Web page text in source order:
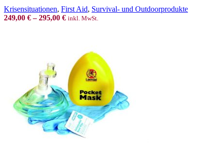
options
may
product
page
Krisensituationen, First Aid, Survival- und Outdoorprodukte
249,00 €–295,00 € inkl. MwSt.